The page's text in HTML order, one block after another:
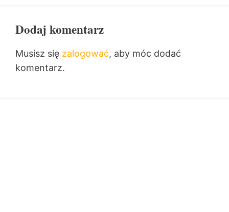
Dodaj komentarz
Musisz się zalogować, aby móc dodać
komentarz.